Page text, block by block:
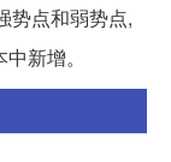
势点和弱势点,
新增。